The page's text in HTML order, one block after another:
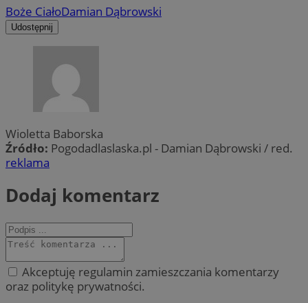
Boże CiałoDamian Dąbrowski
Udostępnij
Wioletta Baborska
Źródło: Pogodadlaslaska.pl - Damian Dąbrowski / red.
reklama
Dodaj komentarz
Akceptuję regulamin zamieszczania komentarzy
oraz politykę prywatności.